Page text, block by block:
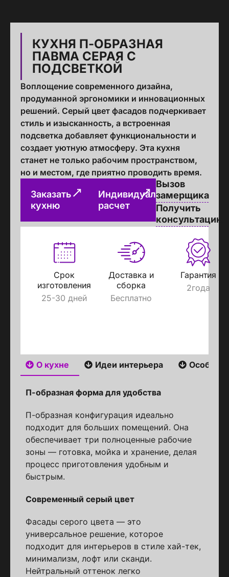
КУХНЯ П-ОБРАЗНАЯ
ПАВМА СЕРАЯ С
ПОДСВЕТКОЙ
Воплощение современного дизайна,
продуманной эргономики и инновационных
решений. Серый цвет фасадов подчеркивает
стиль и изысканность, а встроенная
подсветка добавляет функциональности и
создает уютную атмосферу. Эта кухня
станет не только рабочим пространством,
но и местом, где приятно проводить время.
Заказать
кухню
Индивидуальный
расчет
Вызов
замерщика
Получить
консультацию
Срок
изготовления
25-30 дней
Доставка и
сборка
Бесплатно
Гарантия
2года
О кухне Идеи интерьера
П-образная форма для удобства
П-образная конфигурация идеально
подходит для больших помещений. Она
обеспечивает три полноценные рабочие
зоны — готовка, мойка и хранение, делая
процесс приготовления удобным и
быстрым.
Современный серый цвет
Фасады серого цвета — это
универсальное решение, которое
подходит для интерьеров в стиле хай-тек,
минимализм, лофт или сканди.
Нейтральный оттенок легко